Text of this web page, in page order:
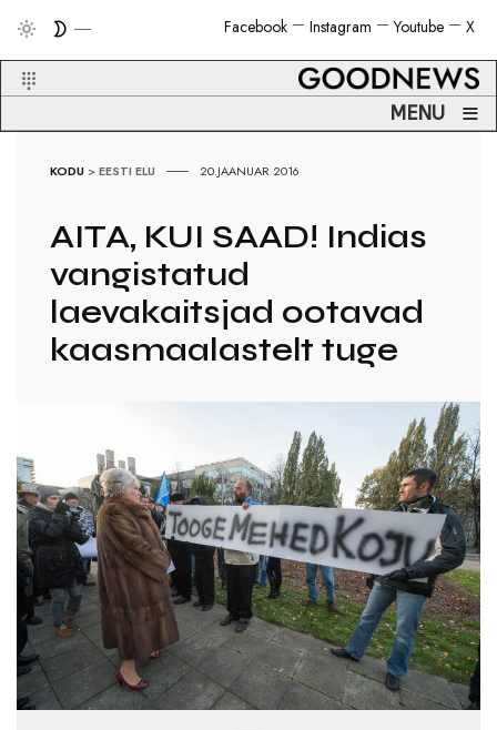
X
Youtube
Instagram
Facebook
MENU ≡
KODU >EESTI ELU 20.JAANUAR 2016
AITA, KUI SAAD! Indias
vangistatud
laevakaitsjad ootavad
kaasmaalastelt tuge